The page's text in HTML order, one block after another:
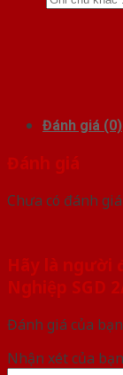
Đánh giá (0)
Đánh giá
Chưa có đánh
Hãy là người
Nghiệp SGD
Đánh giá của bạn
Nhận xét của bạn